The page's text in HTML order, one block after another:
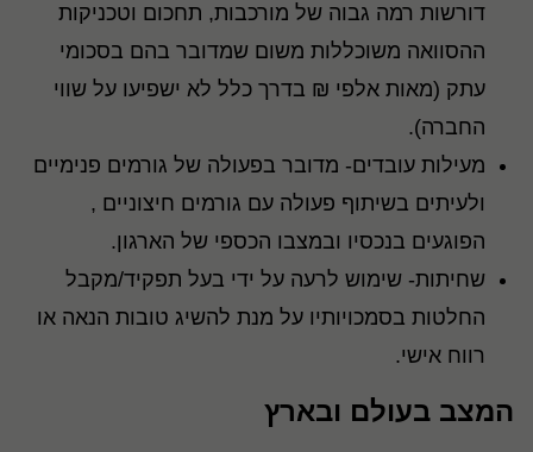
דורשות רמה גבוה של מורכבות, תחכום וטכניקות
ההסוואה משוכללות משום שמדובר בהם בסכומי
עתק (מאות אלפי ₪ בדרך כלל לא ישפיעו על שווי
החברה).
מעילות עובדים- מדובר בפעולה של גורמים פנימיים
ולעיתים בשיתוף פעולה עם גורמים חיצוניים ,
הפוגעים בנכסיו ובמצבו הכספי של הארגון.
שחיתות- שימוש לרעה על ידי בעל תפקיד/מקבל
החלטות בסמכויותיו על מנת להשיג טובות הנאה או
רווח אישי.
המצב בעולם ובארץ